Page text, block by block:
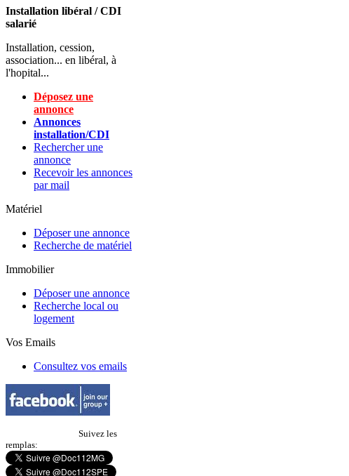
Installation libéral / CDI
salarié
Installation, cession,
association... en libéral, à
l'hopital...
Déposez une
annonce
Annonces
installation/CDI
Rechercher une
annonce
Recevoir les annonces
par mail
Matériel
Déposer une annonce
Recherche de matériel
Immobilier
Déposer une annonce
Recherche local ou
logement
Vos Emails
Consultez vos emails
Suivez les
remplas: